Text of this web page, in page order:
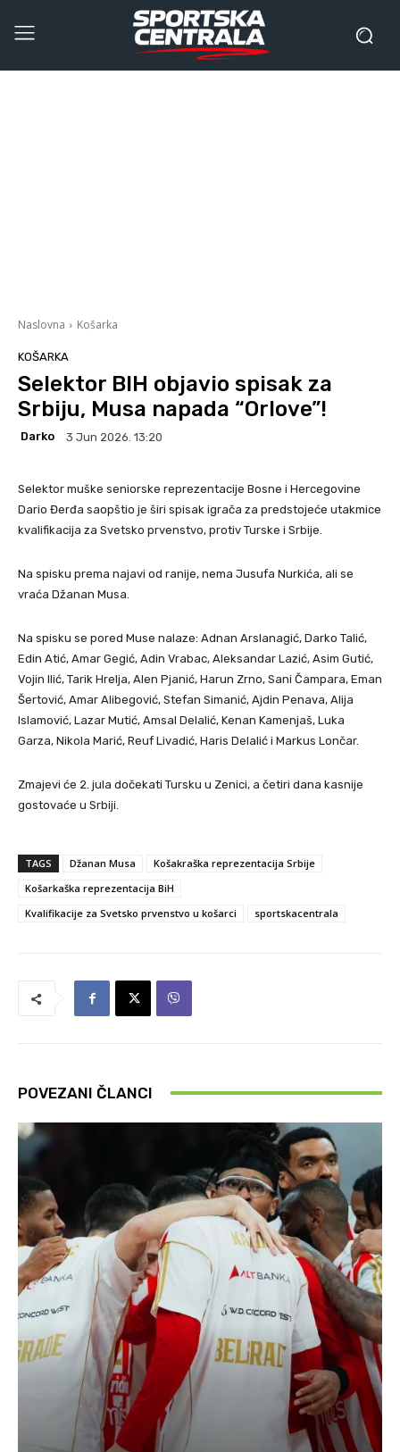
Naslovna Košarka
KOŠARKA
Selektor BIH objavio spisak za
Srbiju, Musa napada “Orlove”!
Darko 3 Jun 2026. 13:20
Selektor muške seniorske reprezentacije Bosne i Hercegovine
Dario Đerđa saopštio je širi spisak igrača za predstojeće utakmice
kvalifikacija za Svetsko prvenstvo, protiv Turske i Srbije.
Na spisku prema najavi od ranije, nema Jusufa Nurkića, ali se
vraća Džanan Musa.
Na spisku se pored Muse nalaze: Adnan Arslanagić, Darko Talić,
Edin Atić, Amar Gegić, Adin Vrabac, Aleksandar Lazić, Asim Gutić,
Vojin Ilić, Tarik Hrelja, Alen Pjanić, Harun Zrno, Sani Čampara, Eman
Šertović, Amar Alibegović, Stefan Simanić, Ajdin Penava, Alija
Islamović, Lazar Mutić, Amsal Delalić, Kenan Kamenjaš, Luka
Garza, Nikola Marić, Reuf Livadić, Haris Delalić i Markus Lončar.
Zmajevi će 2. jula dočekati Tursku u Zenici, a četiri dana kasnije
gostovaće u Srbiji.
TAGS Džanan Musa
Košakraška reprezentacija Srbije
Košarkaška reprezentacija BiH
Kvalifikacije za Svetsko prvenstvo u košarci
sportskacentrala
POVEZANI ČLANCI